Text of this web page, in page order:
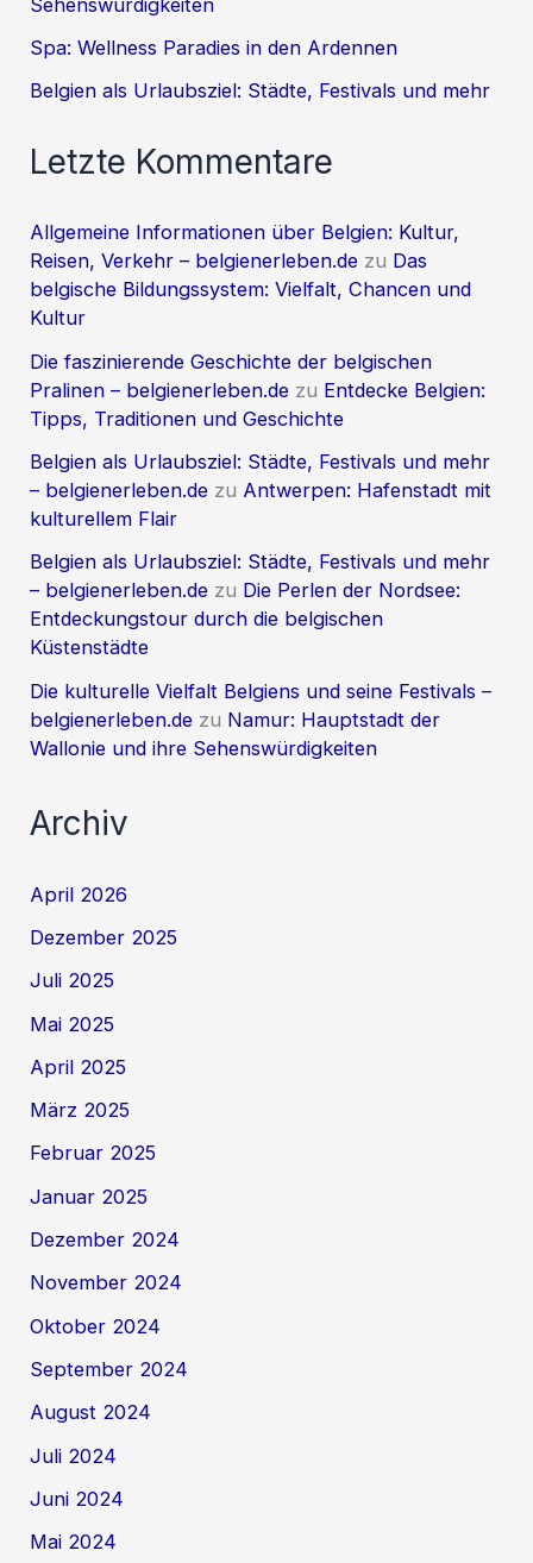
Spa: Wellness Paradies in den Ardennen
Belgien als Urlaubsziel: Städte, Festivals und mehr
Letzte Kommentare
Allgemeine Informationen über Belgien: Kultur,
Reisen, Verkehr – belgienerleben.de zu Das
belgische Bildungssystem: Vielfalt, Chancen und
Kultur
Die faszinierende Geschichte der belgischen
Pralinen – belgienerleben.de zu Entdecke Belgien:
Tipps, Traditionen und Geschichte
Belgien als Urlaubsziel: Städte, Festivals und mehr
– belgienerleben.de zu Antwerpen: Hafenstadt mit
kulturellem Flair
Belgien als Urlaubsziel: Städte, Festivals und mehr
– belgienerleben.de zu Die Perlen der Nordsee:
Entdeckungstour durch die belgischen
Küstenstädte
Die kulturelle Vielfalt Belgiens und seine Festivals –
belgienerleben.de zu Namur: Hauptstadt der
Wallonie und ihre Sehenswürdigkeiten
Archiv
April 2026
Dezember 2025
Juli 2025
Mai 2025
April 2025
März 2025
Februar 2025
Januar 2025
Dezember 2024
November 2024
Oktober 2024
September 2024
August 2024
Juli 2024
Juni 2024
Mai 2024